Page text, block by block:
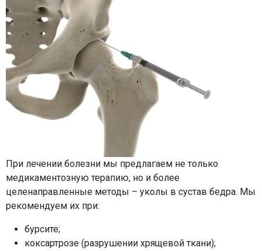
При лечении болезни мы предлагаем не только
медикаментозную терапию, но и более
целенаправленные методы – уколы в сустав бедра. Мы
рекомендуем их при:
бурсите;
коксартрозе (разрушении хрящевой ткани);